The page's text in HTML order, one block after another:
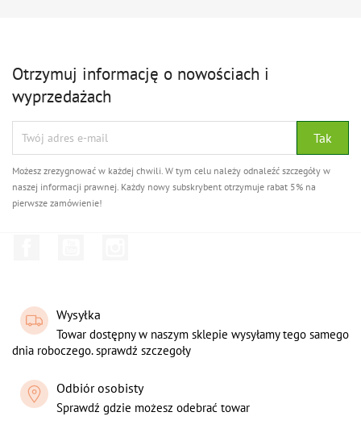
Otrzymuj informację o nowościach i
wyprzedażach
Możesz zrezygnować w każdej chwili. W tym celu należy odnaleźć szczegóły w
naszej informacji prawnej. Każdy nowy subskrybent otrzymuje rabat 5% na
pierwsze zamówienie!
Wysyłka
Towar dostępny w naszym sklepie wysyłamy tego samego
dnia roboczego. sprawdź szczegoły
Odbiór osobisty
Sprawdź gdzie możesz odebrać towar